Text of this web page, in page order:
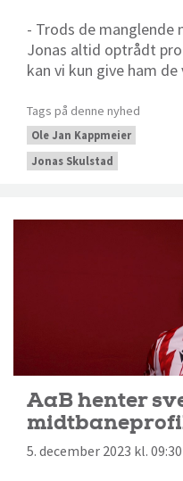
- Trods de
Jonas altid optrådt
kan vi kun give ham
Tags på denne nyhed
Ole Jan Kappmeier
Jonas Skulstad
AaB henter
5. december 2023 kl.